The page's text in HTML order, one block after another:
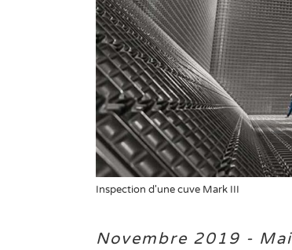
Inspection d'une cuve Mark III
Novembre 2019 -